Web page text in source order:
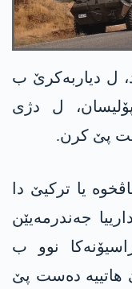
ل دیاربەکرێ ب
و پۆلیسان، ل دژی
پێ کرن.
یا ترکیێ دا
جەندرمەیێن
نوو ب
هاتییە دەست پێ